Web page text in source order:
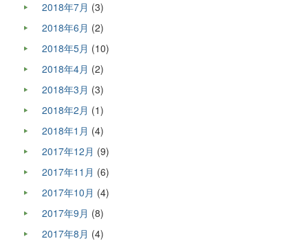
2018年7月 (3)
2018年6月 (2)
2018年5月 (10)
2018年4月 (2)
2018年3月 (3)
2018年2月 (1)
2018年1月 (4)
2017年12月 (9)
2017年11月 (6)
2017年10月 (4)
2017年9月 (8)
2017年8月 (4)